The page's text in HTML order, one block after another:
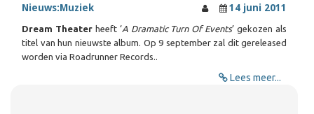
Nieuws:Muziek 14 juni 2011
Dream Theater heeft ‘A Dramatic Turn Of Events’ gekozen als
titel van hun nieuwste album. Op 9 september zal dit gereleased
worden via Roadrunner Records..
Lees meer...